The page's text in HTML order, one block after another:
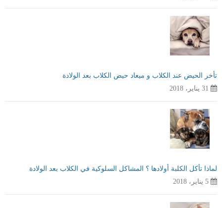
تأخر الحيض عند الكلاب و ميعاد حيض الكلاب بعد الولادة
31 يناير، 2018
لماذا تأكل الكلبة أولادها ؟ المشاكل السلوكية في الكلاب بعد الولادة
5 يناير، 2018